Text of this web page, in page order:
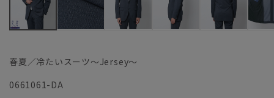
春夏／冷たいスーツ～Jersey～
0661061-DA